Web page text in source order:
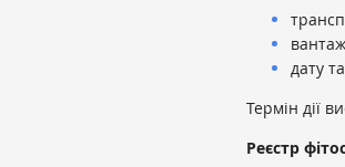
дату
Термін дії
Реєстр